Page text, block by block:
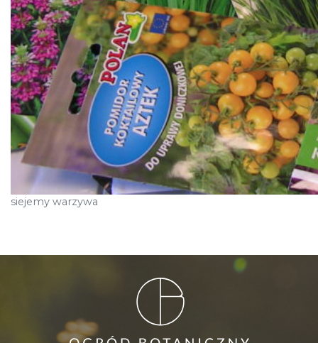
siejemy warzywa